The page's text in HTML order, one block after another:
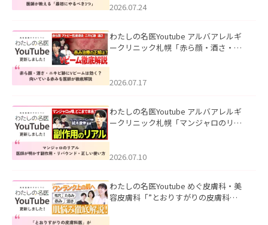
た。
2026.07.24
わたしの名医Youtube アルバアレルギ
ークリニック札幌「赤ら顔・酒さ・ニ
した。
2026.07.17
わたしの名医Youtube アルバアレルギ
ークリニック札幌「マンジャロのリア
た。
2026.07.10
わたしの名医Youtube めぐ皮膚科・美
容皮膚科「”とおりすがりの皮膚科